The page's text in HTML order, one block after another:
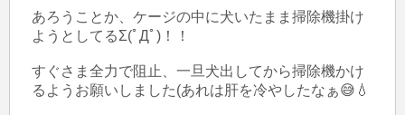
あろうことか、ケージの中に犬いたまま掃除機掛け
ようとしてるΣ(ﾟДﾟ)！！
すぐさま全力で阻止、一旦犬出してから掃除機かけ
るようお願いしました(あれは肝を冷やしたなぁ😅💧